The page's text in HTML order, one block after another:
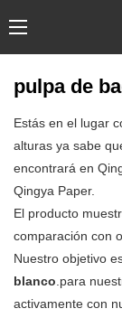
pulpa de
Estás en el lugar
alturas ya sabe
encontrará en
Qingya Paper.
El producto
comparación con
Nuestro objetivo
blanco.para
activamente con